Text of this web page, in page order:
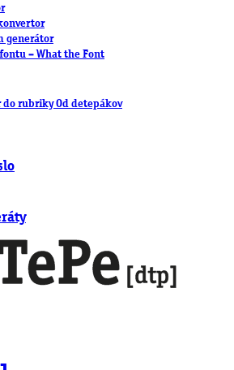
generátor
– What the Font
do rubriky Od detepákov